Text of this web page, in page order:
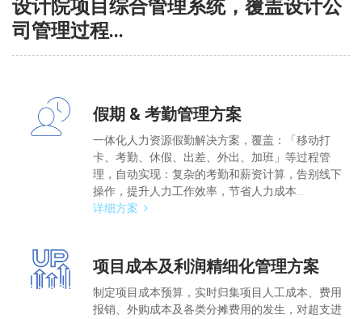
设计院项目综合管理系统，覆盖设计公
司管理过程...
假期 & 考勤管理方案
一体化人力资源假勤解决方案，覆盖：「移动打
卡、考勤、休假、出差、外出、加班」等过程管
理，自动实现：复杂的考勤和薪资计算，告别线下
操作，提升人力工作效率，节省人力成本...
详细方案
项目成本及利润精细化管理方案
制定项目成本预算，实时归集项目人工成本、费用
报销、外购成本及各类分摊费用的发生，对超支进